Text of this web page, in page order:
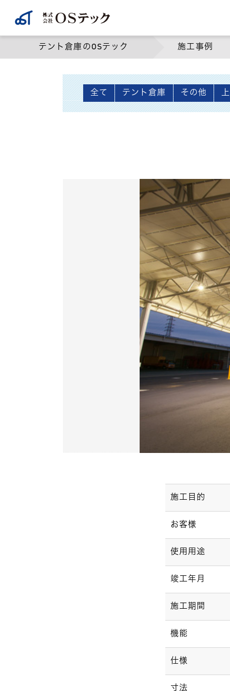
テント倉庫のOSテック 施工事例
全て テント倉庫 その他
施工目的
お客様
使用用途
竣工年月
施工期間
機能
仕様
寸法